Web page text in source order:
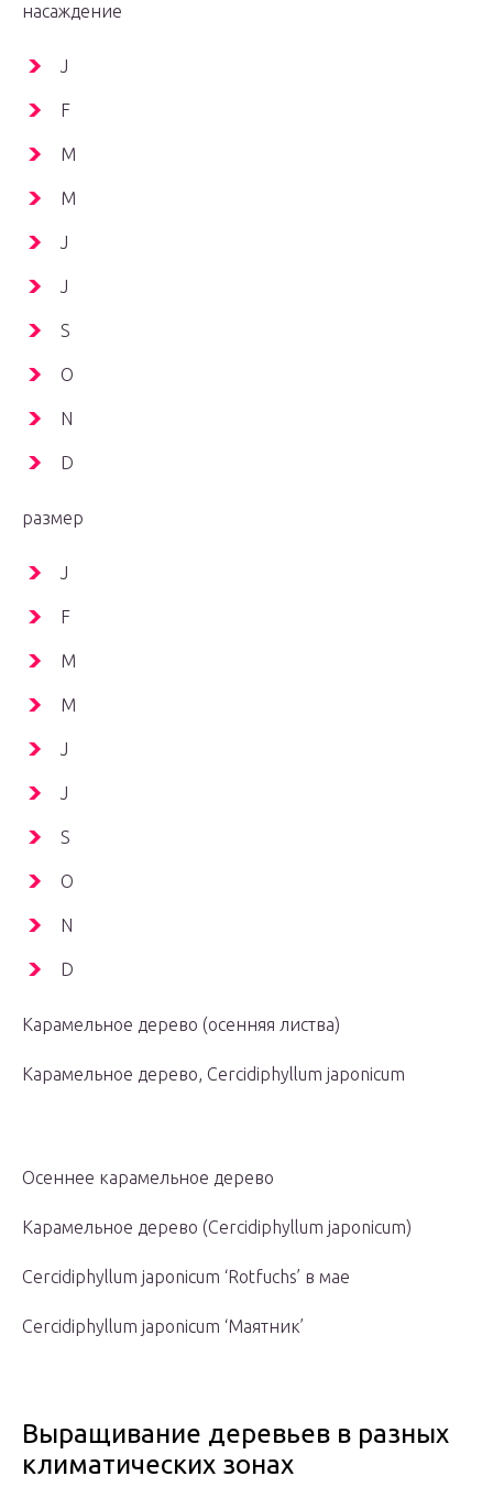
насаждение
J
F
M
M
J
J
S
О
N
D
размер
J
F
M
M
J
J
S
О
N
D
Карамельное дерево (осенняя листва)
Карамельное дерево, Cercidiphyllum japonicum
Осеннее карамельное дерево
Карамельное дерево (Cercidiphyllum japonicum)
Cercidiphyllum japonicum ‘Rotfuchs’ в мае
Cercidiphyllum japonicum ‘Маятник’
Выращивание деревьев в разных
климатических зонах